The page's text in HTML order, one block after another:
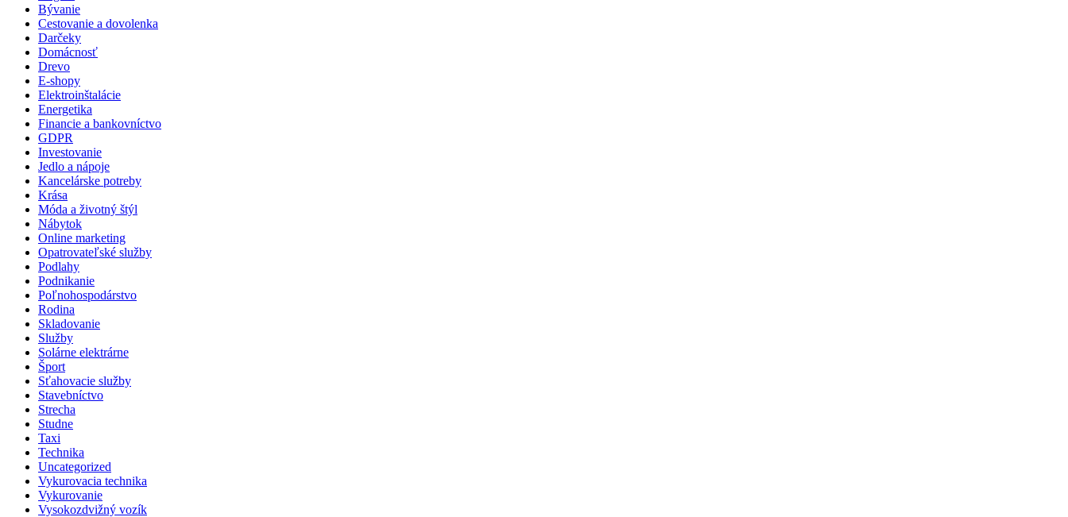
Bývanie
Cestovanie a dovolenka
Darčeky
Domácnosť
Drevo
E-shopy
Elektroinštalácie
Energetika
Financie a bankovníctvo
GDPR
Investovanie
Jedlo a nápoje
Kancelárske potreby
Krása
Móda a životný štýl
Nábytok
Online marketing
Opatrovateľské služby
Podlahy
Podnikanie
Poľnohospodárstvo
Rodina
Skladovanie
Služby
Solárne elektrárne
Šport
Sťahovacie služby
Stavebníctvo
Strecha
Studne
Taxi
Technika
Uncategorized
Vykurovacia technika
Vykurovanie
Vysokozdvižný vozík